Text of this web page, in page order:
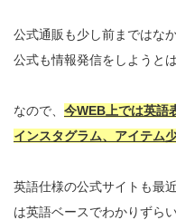
公式通販も少し前まではな
公式も情報発信をしようと
なので、 今WEB上では英語
インスタグラム、アイテム
英語仕様の公式サイトも最
は英語ベースでわかりずら